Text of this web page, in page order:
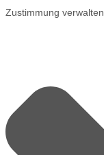
Zustimmung verwalten